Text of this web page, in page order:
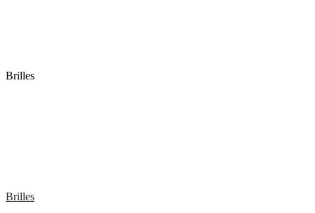
Brilles
Brilles